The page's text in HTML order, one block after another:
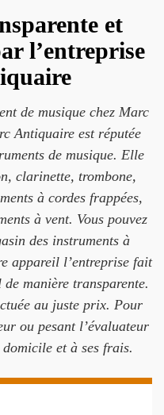
et
l’entreprise
de musique chez Marc
Antiquaire est réputée
de musique. Elle
clarinette, trombone,
à cordes frappées,
à vent. Vous pouvez
des instruments à
appareil l’entreprise fait
manière transparente.
au juste prix. Pour
ou pesant l’évaluateur
et à ses frais.